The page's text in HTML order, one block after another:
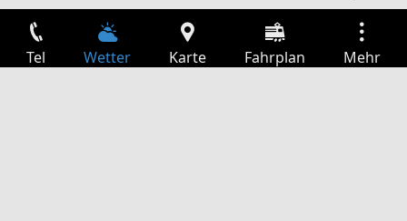
Tel Wetter Karte Fahrplan Mehr